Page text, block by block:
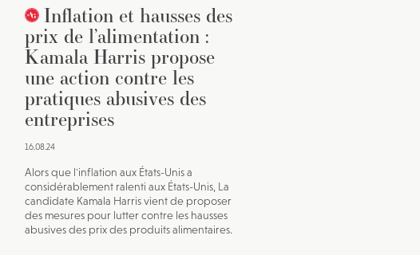
Inflation et hausses des
prix de l’alimentation :
Kamala Harris propose
une action contre les
pratiques abusives des
entreprises
16.08.24
Alors que l'inflation aux États-Unis a
considérablement ralenti aux États-Unis, La
candidate Kamala Harris vient de proposer
des mesures pour lutter contre les hausses
abusives des prix des produits alimentaires.